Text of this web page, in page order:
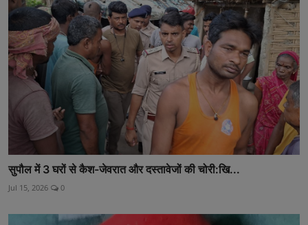
सुपौल में 3 घरों से कैश-जेवरात और दस्तावेजों की चोरी:खि...
Jul 15, 2026 0